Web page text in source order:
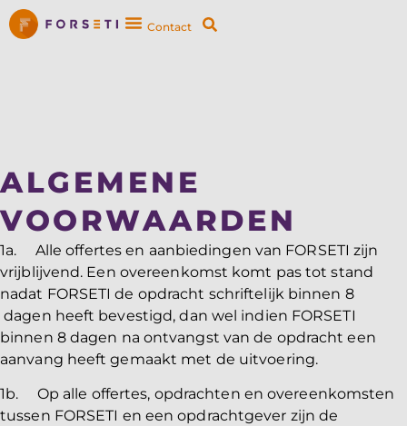
Contact
ALGEMENE
VOORWAARDEN
1a. Alle offertes en aanbiedingen van FORSETI zijn
vrijblijvend. Een overeenkomst komt pas tot stand
nadat FORSETI de opdracht schriftelijk binnen 8
dagen heeft bevestigd, dan wel indien FORSETI
binnen 8 dagen na ontvangst van de opdracht een
aanvang heeft gemaakt met de uitvoering.
1b. Op alle offertes, opdrachten en overeenkomsten
tussen FORSETI en een opdrachtgever zijn de